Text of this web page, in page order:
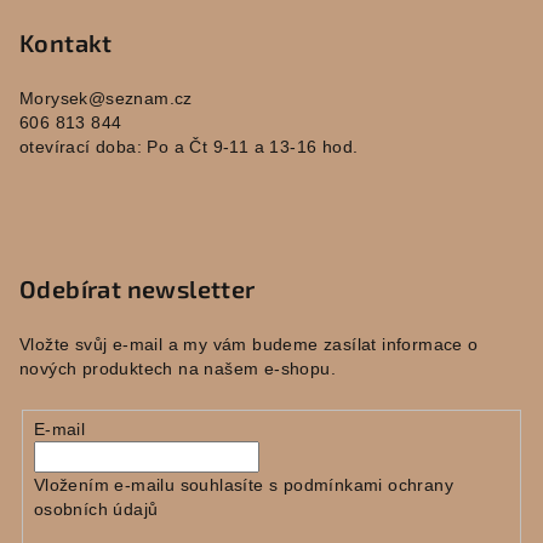
Kontakt
Morysek@seznam.cz
606 813 844
otevírací doba: Po a Čt 9-11 a 13-16 hod.
Odebírat newsletter
Vložte svůj e-mail a my vám budeme zasílat informace o
nových produktech na našem e-shopu.
E-mail
Vložením e-mailu souhlasíte s podmínkami ochrany
osobních údajů